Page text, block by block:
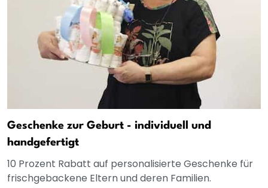
Geschenke zur Geburt - individuell und
handgefertigt
10 Prozent Rabatt auf personalisierte Geschenke für
frischgebackene Eltern und deren Familien.